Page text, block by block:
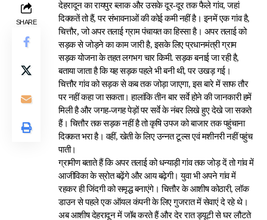
SHARE
देहरादून का रायपुर ब्लाक और उसके दूर-दूर तक फैले गांव, जहां
दिक्कतें तो हैं, पर संभावनाओं की कोई कमी नहीं है। इनमें एक गांव है,
चित्तौर, जो अपर तलाई ग्राम पंचायत का हिस्सा है। अपर तलाई को
सड़क से जोड़ने का काम जारी है, इसके लिए प्रधानमंत्री ग्राम
सड़क योजना के तहत लगभग चार किमी. सड़क बनाई जा रही है,
बताया जाता है कि यह सड़क पहले भी बनी थी, पर उखड़ गई।
चित्तौर गांव को सड़क से कब तक जोड़ा जाएगा, इस बारे में साफ तौर
पर नहीं कहा जा सकता। हालांकि तीन बार सर्वे होने की जानकारी हमें
मिली है और जगह-जगह पेड़ों पर सर्वे के नंबर लिखे हुए देखे जा सकते
हैं। चित्तौर तक सड़क नहीं है तो कृषि उपज को बाजार तक पहुंचाना
दिक्कत भरा है। वहीं, खेती के लिए उन्नत टूल्स एवं मशीनरी नहीं पहुंच
पाती।
ग्रामीण बताते हैं कि अपर तलाई को धन्याड़ी गांव तक जोड़ दें तो गांव में
आजीविका के स्रोत बढ़ेंगे और आय बढ़ेगी। युवा भी अपने गांव में
रहकर ही जिंदगी को समृद्ध बनाएंगे। चित्तौर के आशीष कोठारी, लॉक
डाउन से पहले एक ऑयल कंपनी के लिए गुजरात में सेवाएं दे रहे थे।
अब आशीष देहरादून में जॉब करते हैं और देर रात ड्यूटी से घर लौटते